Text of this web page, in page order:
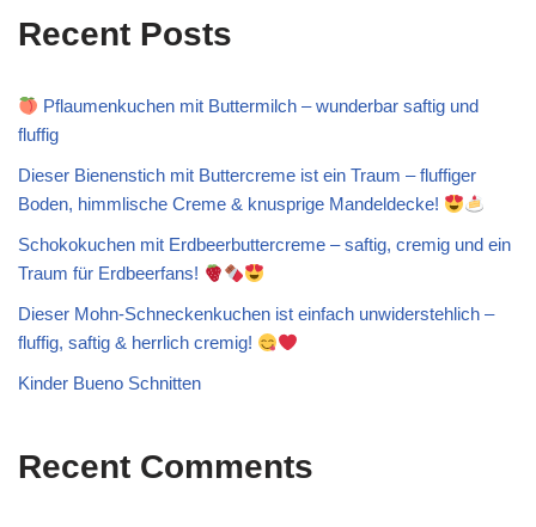
Recent Posts
Pflaumenkuchen mit Buttermilch – wunderbar saftig und
fluffig
Dieser Bienenstich mit Buttercreme ist ein Traum – fluffiger
Boden, himmlische Creme & knusprige Mandeldecke!
Schokokuchen mit Erdbeerbuttercreme – saftig, cremig und ein
Traum für Erdbeerfans!
Dieser Mohn-Schneckenkuchen ist einfach unwiderstehlich –
fluffig, saftig & herrlich cremig!
Kinder Bueno Schnitten
Recent Comments